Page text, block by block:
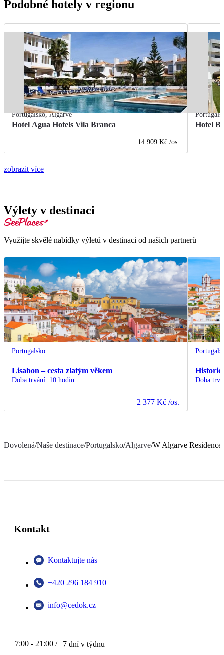
Podobné hotely v regionu
Portugalsko,Algarve
Hotel Agua Hotels Vila Branca
14 909 Kč /os.
Hotel
zobrazit více
Výlety v destinaci
Využijte skvělé nabídky výletů v destinaci od našich partnerů
Portugalsko
Lisabon – cesta zlatým věkem
Doba trvání: 10 hodin
2 377 Kč /os.
Doba
Dovolená/Naše destinace/Portugalsko/Algarve/W Algarve
Kontakt
Kontaktujte nás
+420 296 184 910
info@cedok.cz
7:00 - 21:00 / 7 dní v týdnu